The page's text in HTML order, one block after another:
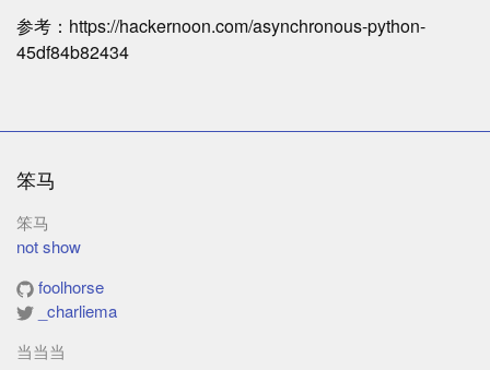
参考：https://hackernoon.com/asynchronous-python-
45df84b82434
笨马
笨马
not show
foolhorse
_charliema
当当当